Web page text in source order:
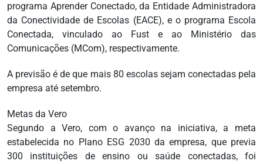
programa Aprender Conectado, da Entidade Administradora
da Conectividade de Escolas (EACE), e o programa Escola
Conectada, vinculado ao Fust e ao Ministério das
Comunicações (MCom), respectivamente.
A previsão é de que mais 80 escolas sejam conectadas pela
empresa até setembro.
Metas da Vero
Segundo a Vero, com o avanço na iniciativa, a meta
estabelecida no Plano ESG 2030 da empresa, que previa
300 instituições de ensino ou saúde conectadas, foi